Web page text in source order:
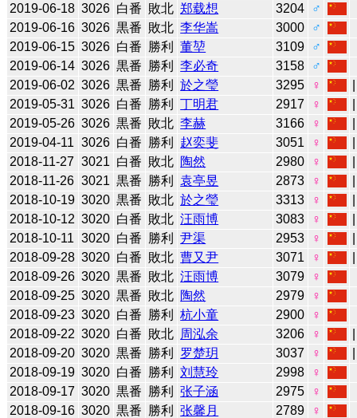
2019-06-18 3026 白番 敗北 郑载想 3204
♂
2019-06-16 3026 黒番 敗北 李华嵩 3000
♂
2019-06-15 3026 白番 勝利 董堃 3109
♂
2019-06-14 3026 黒番 勝利 李必奇 3158
♂
2019-06-02 3026 黒番 勝利 於之瑩 3295 ♀
2019-05-31 3026 白番 勝利 丁明君 2917 ♀
2019-05-26 3026 黒番 敗北 李赫 3166 ♀
2019-04-11 3026 白番 勝利 赵奕斐 3051 ♀
2018-11-27 3021 白番 敗北 陶然 2980 ♀
2018-11-26 3021 黒番 勝利 袁亭昱 2873 ♀
2018-10-19 3020 黒番 敗北 於之瑩 3313 ♀
2018-10-12 3020 白番 敗北 汪雨博 3083 ♀
2018-10-11 3020 白番 勝利 尹渠 2953 ♀
2018-09-28 3020 白番 敗北 曹又尹 3071 ♀
2018-09-26 3020 黒番 敗北 汪雨博 3079
♀
2018-09-25 3020 黒番 敗北 陶然 2979
♀
2018-09-23 3020 白番 勝利 杭小童 2900
♀
2018-09-22 3020 白番 敗北 周泓余 3206 ♀
2018-09-20 3020 黒番 勝利 罗楚玥 3037 ♀
2018-09-19 3020 白番 勝利 刘慧玲 2998
♀
2018-09-17 3020 黒番 勝利 张子涵 2975
♀
2018-09-16 3020 黒番 勝利 张馨月 2789
♀